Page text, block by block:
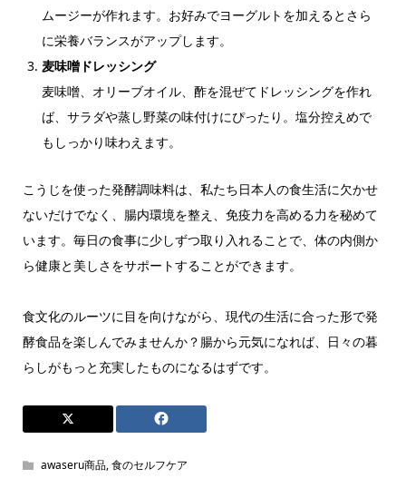
ムージーが作れます。お好みでヨーグルトを加えるとさら
に栄養バランスがアップします。
麦味噌ドレッシング
麦味噌、オリーブオイル、酢を混ぜてドレッシングを作れ
ば、サラダや蒸し野菜の味付けにぴったり。塩分控えめで
もしっかり味わえます。
こうじを使った発酵調味料は、私たち日本人の食生活に欠かせ
ないだけでなく、腸内環境を整え、免疫力を高める力を秘めて
います。毎日の食事に少しずつ取り入れることで、体の内側か
ら健康と美しさをサポートすることができます。
食文化のルーツに目を向けながら、現代の生活に合った形で発
酵食品を楽しんでみませんか？腸から元気になれば、日々の暮
らしがもっと充実したものになるはずです。
awaseru商品,食のセルフケア